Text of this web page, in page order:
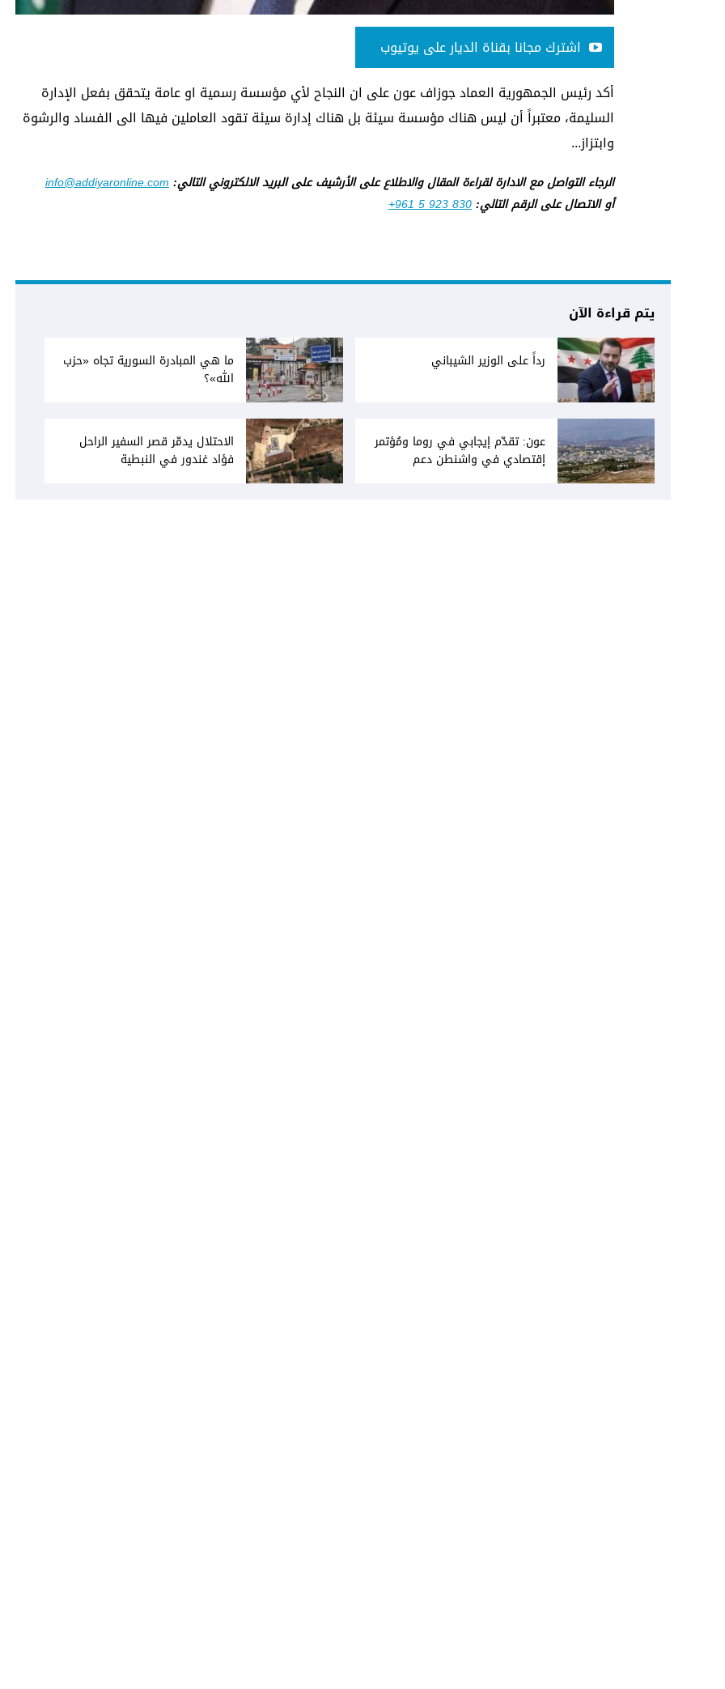
اشترك مجانا بقناة الديار على يوتيوب
أكد رئيس الجمهورية العماد جوزاف عون على ان النجاح لأي مؤسسة رسمية او عامة يتحقق بفعل الإدارة
السليمة، معتبراً أن ليس هناك مؤسسة سيئة بل هناك إدارة سيئة تقود العاملين فيها الى الفساد والرشوة
وابتزاز...
الرجاء التواصل مع الادارة لقراءة المقال والاطلاع على الأرشيف على البريد الالكتروني التالي:info@addiyaronline.com
أو الاتصال على الرقم التالي:+961 5 923 830
يتم قراءة الآن
رداً على الوزير الشيباني
ما هي المبادرة السورية تجاه «حزب
الله»؟
عون: تقدّم إيجابي في روما ومُؤتمر
إقتصادي في واشنطن دعم
الاحتلال يدمّر قصر السفير الراحل
فؤاد غندور في النبطية